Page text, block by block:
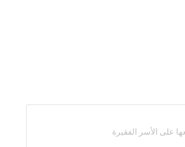
على الأسر الفقيرة